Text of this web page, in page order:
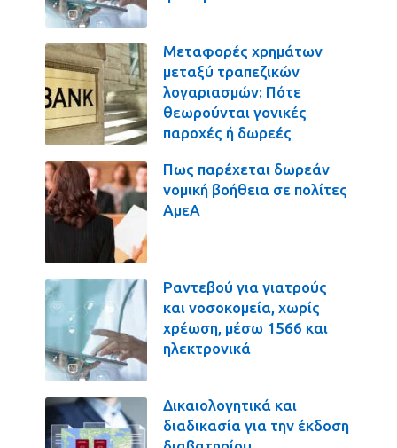
Μεταφορές χρημάτων
μεταξύ τραπεζικών
λογαριασμών: Πότε
θεωρούνται γονικές
παροχές ή δωρεές
Πως παρέχεται δωρεάν
νομική βοήθεια σε πολίτες
ΑμεΑ
Ραντεβού για γιατρούς
και νοσοκομεία, χωρίς
χρέωση, μέσω 1566 και
ηλεκτρονικά
Δικαιολογητικά και
διαδικασία για την έκδοση